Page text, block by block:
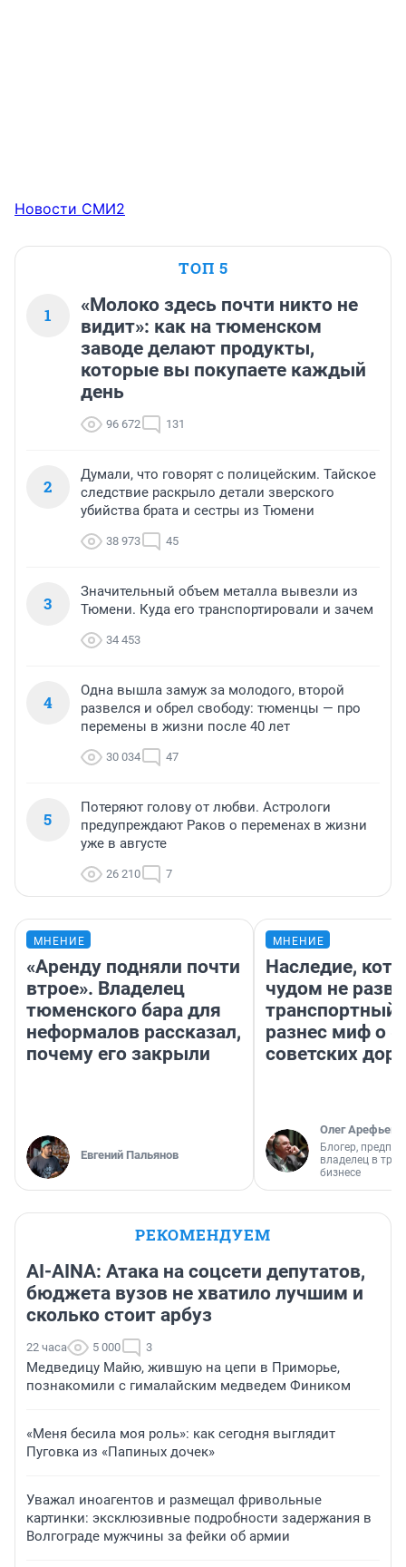
Новости СМИ2
ТОП 5
1
«Молоко здесь почти никто не
видит»: как на тюменском
заводе делают продукты,
которые вы покупаете каждый
день
96 672 131
2
Думали, что говорят с полицейским. Тайское
следствие раскрыло детали зверского
убийства брата и сестры из Тюмени
38 973 45
3
Значительный объем металла вывезли из
Тюмени. Куда его транспортировали и зачем
34 453
4
Одна вышла замуж за молодого, второй
развелся и обрел свободу: тюменцы — про
перемены в жизни после 40 лет
30 034 47
5
Потеряют голову от любви. Астрологи
предупреждают Раков о переменах в жизни
уже в августе
26 210 7
МНЕНИЕ
«Аренду подняли почти
втрое». Владелец
тюменского бара для
неформалов рассказал,
почему его закрыли
Евгений Пальянов
МНЕНИЕ
Наследие,
чудом не
транспортный
разнес миф о
советских
Олег Арефьев
Блогер,
владелец в
бизнесе
РЕКОМЕНДУЕМ
AI-AINA: Атака на соцсети депутатов,
бюджета вузов не хватило лучшим и
сколько стоит арбуз
22 часа 5 000 3
Медведицу Майю, жившую на цепи в Приморье,
познакомили с гималайским медведем Фиником
«Меня бесила моя роль»: как сегодня выглядит
Пуговка из «Папиных дочек»
Уважал иноагентов и размещал фривольные
картинки: эксклюзивные подробности задержания в
Волгограде мужчины за фейки об армии